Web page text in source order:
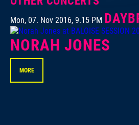
Mon, 07. Nov 2016, 9.15 PM
NORAH JONES
MORE